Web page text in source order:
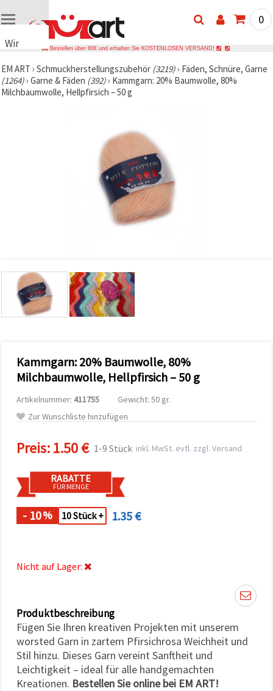
Wir
Cookies
🍪 Wir
verwenden
Datenverkehr
analysieren
sowie
relevantere
Unterstützung
unserer
Partner für
und
Sie können
Cookies
akzeptieren,
oder Ihre
Auswahl in
individuell
festlegen.
jederzeit
ändern
Datenschutzerklärung
Cookie-
Richtlinie
Alle
akzeptieren
0
Bestellen über 80€ und erhalten Sie KOSTENLOSEN VERSAND!
EM ART › Schmuckherstellungszubehör (3219)› Fäden, Schnüre, Garne
(1264)› Garne & Fäden (392)› Kammgarn: 20% Baumwolle, 80%
Milchbaumwolle, Hellpfirsich – 50 g
Kammgarn: 20% Baumwolle, 80%
Milchbaumwolle, Hellpfirsich – 50 g
Artikelnummer: 411755
Gewicht: 50 gr.
Zur Wunschliste hinzufügen
Preis:1.50 € 1-9 Stück inkl. MwSt. evtl. zzgl. Versand
RABATTE
FÜR MENGE
- 10% 10 Stück + 1.35 €
Nicht auf Lager:
Produktbeschreibung
Fügen Sie Ihren kreativen Projekten mit unserem
worsted Garn in zartem Pfirsichrosa Weichheit und
Stil hinzu. Dieses Garn vereint Sanftheit und
Leichtigkeit – ideal für alle handgemachten
Kreationen. Bestellen Sie online bei EM ART!